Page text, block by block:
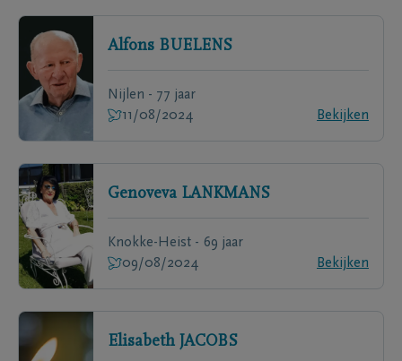
Alfons BUELENS
Nijlen - 77 jaar
11/08/2024
Bekijken
Genoveva LANKMANS
Knokke-Heist - 69 jaar
09/08/2024
Bekijken
Elisabeth JACOBS